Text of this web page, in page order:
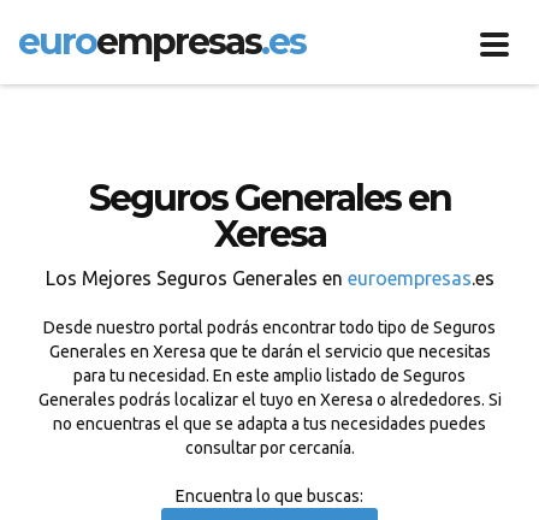
euroempresas.es
Seguros Generales en
Xeresa
Los Mejores Seguros Generales en euroempresas.es
Desde nuestro portal podrás encontrar todo tipo de Seguros
Generales en Xeresa que te darán el servicio que necesitas
para tu necesidad. En este amplio listado de Seguros
Generales podrás localizar el tuyo en Xeresa o alrededores. Si
no encuentras el que se adapta a tus necesidades puedes
consultar por cercanía.
Encuentra lo que buscas: